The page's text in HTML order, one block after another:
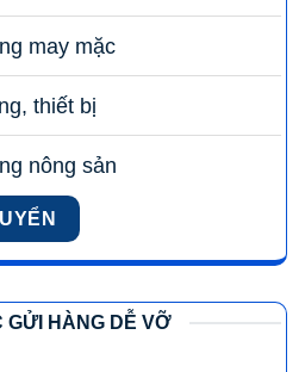
may mặc
thiết bị
nông sản
GỬI HÀNG DỄ VỠ